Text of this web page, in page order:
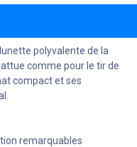
polyvalente de la
comme pour le tir de
compact et ses
remarquables